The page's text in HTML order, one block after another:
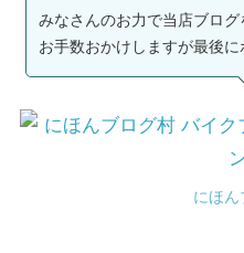
みなさんのお力で当店ブログ
お手数おかけしますが最後
にほん